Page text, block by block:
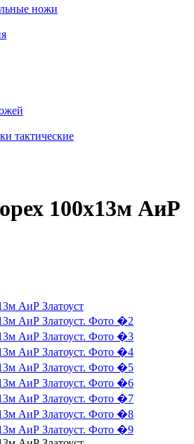
ножи
тактические
100х13м АиР